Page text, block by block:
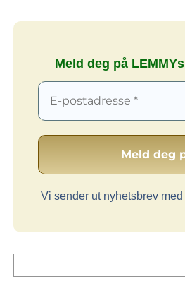
Meld deg på
Vi sender ut nyhetsbrev
Søk